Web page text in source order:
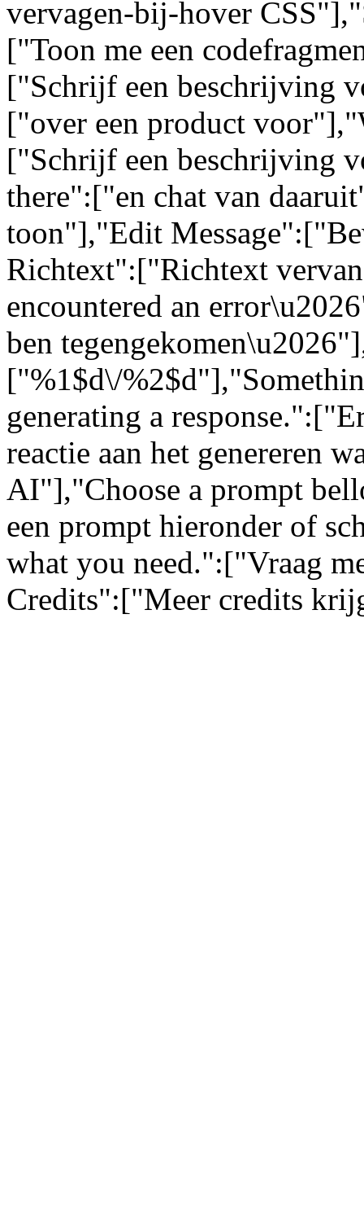
vervagen-bij-hover
["Toon me een
["Schrijf een beschrijving
["over een product
["Schrijf een beschrijving
there":["en chat van
toon"],"Edit
Richtext":["Richtext
encountered an
ben
["%1$d\/
generating a
reactie aan het genereren
AI"],"Choose a prompt
een prompt hieronder of
what you need.":["Vraag
Credits":["Meer credits